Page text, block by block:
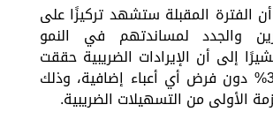
الفترة المقبلة ستشهد تركيزًا على
والجدد لمساندتهم في النمو
إلى أن الإيرادات الضريبية حققت
نموًا بنسبة 35% دون فرض أي أعباء إضافية، وذلك
الأولى من التسهيلات الضريبية.